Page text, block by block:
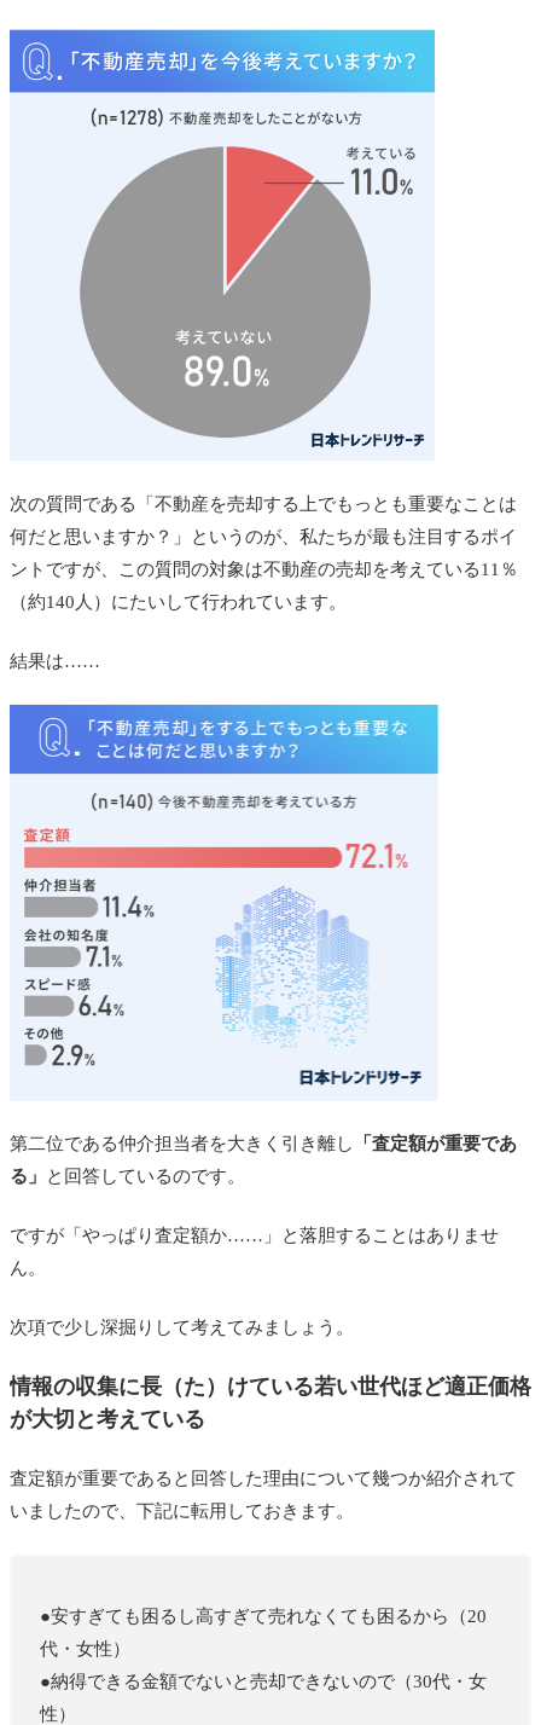
次の質問である「不動産を売却する上でもっとも重要なことは
何だと思いますか？」というのが、私たちが最も注目するポイ
ントですが、この質問の対象は不動産の売却を考えている11％
（約140人）にたいして行われています。
結果は……
第二位である仲介担当者を大きく引き離し
「査定額が重要であ
る」
と回答しているのです。
ですが「やっぱり査定額か……」と落胆することはありませ
ん。
次項で少し深掘りして考えてみましょう。
情報の収集に長（た）けている若い世代ほど適正価格
が大切と考えている
査定額が重要であると回答した理由について幾つか紹介されて
いましたので、下記に転用しておきます。
●安すぎても困るし高すぎて売れなくても困るから（20
代・女性）
●納得できる金額でないと売却できないので（30代・女
性）